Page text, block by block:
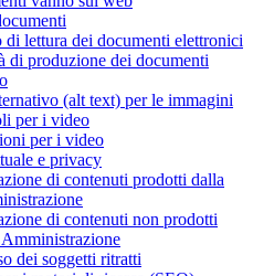
di lettura dei documenti elettronici
di produzione dei documenti
(alt text) per le immagini
per i video
per i video
e privacy
di contenuti prodotti dalla
di contenuti non prodotti
dei soggetti ritratti